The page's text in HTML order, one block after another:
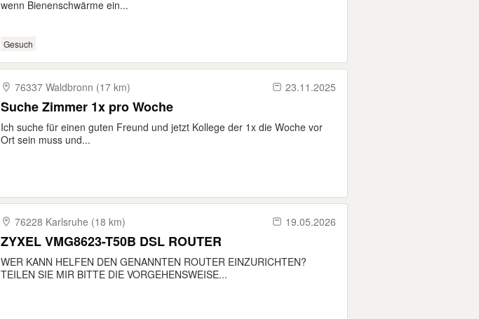
wenn Bienenschwärme ein...
Gesuch
76337 Waldbronn (17 km) 23.11.2025
Suche Zimmer 1x pro Woche
Ich suche für einen guten Freund und jetzt Kollege der 1x die Woche vor
Ort sein muss und...
76228 Karlsruhe (18 km) 19.05.2026
ZYXEL VMG8623-T50B DSL ROUTER
WER KANN HELFEN DEN GENANNTEN ROUTER EINZURICHTEN?
TEILEN SIE MIR BITTE DIE VORGEHENSWEISE...